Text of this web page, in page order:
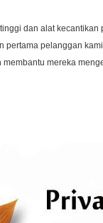
dan alat kecantikan
pertama pelanggan
mereka